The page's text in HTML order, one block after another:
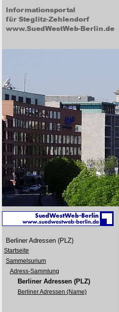
Berliner Adressen (PLZ)
Startseite
Sammelsurium
Adress-Sammlung
Berliner Adressen (PLZ)
Berliner Adressen (Name)